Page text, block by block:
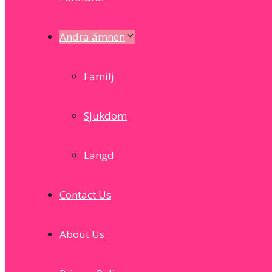
Andra ämnen
Familj
Sjukdom
Längd
Contact Us
About Us